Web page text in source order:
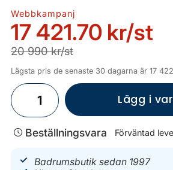
Webbkampanj
17 421.70 kr/st
20 990 kr/st
Lägsta pris de senaste 30 dagarna är 17
Lägg i
Beställningsvara Förväntad
Badrumsbutik sedan 1997